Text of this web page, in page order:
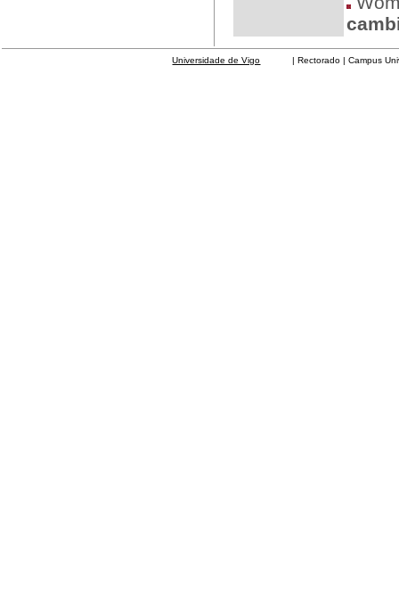
Universidade de Vigo | Rectorado | Campus